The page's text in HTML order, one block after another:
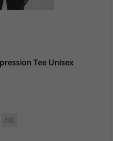
Tee Unisex
3XL